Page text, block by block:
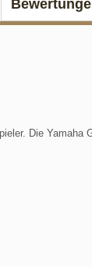
Die Yamaha